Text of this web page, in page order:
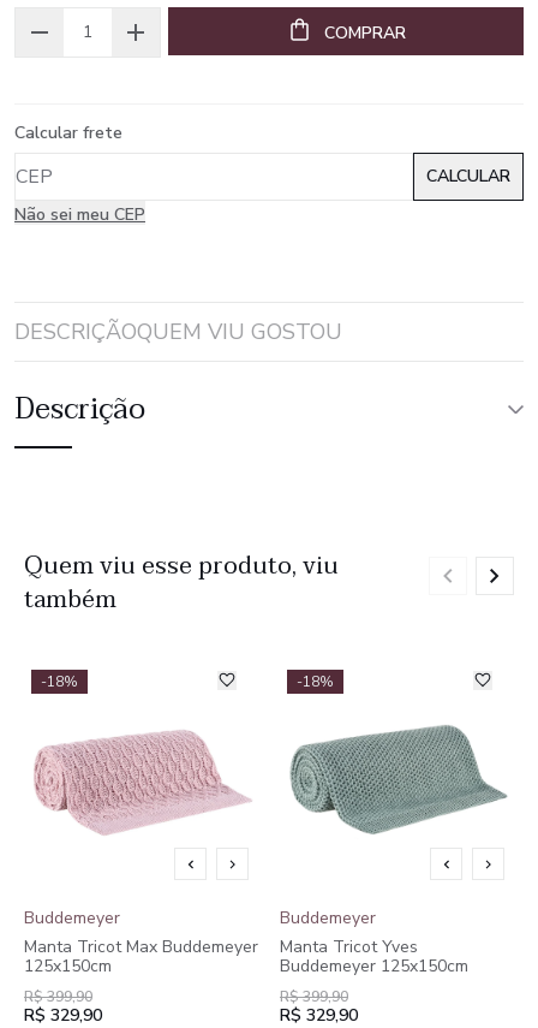
COMPRAR
Calcular frete
Não sei meu CEP
DESCRIÇÃOQUEM VIU GOSTOU
Descrição
Quem viu esse produto, viu
também
-18%
Buddemeyer
Manta Tricot Max Buddemeyer
125x150cm
R$ 399,90
R$ 329,90
-18%
Buddemeyer
Manta Tricot Yves
Buddemeyer 125x150cm
R$ 399,90
R$ 329,90